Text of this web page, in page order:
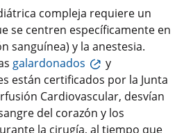
compleja requiere un
se centren específicamente en
sanguínea) y la anestesia.
galardonados
y
están certificados por la Junta
Cardiovascular, desvían
del corazón y los
la cirugía, al tiempo que